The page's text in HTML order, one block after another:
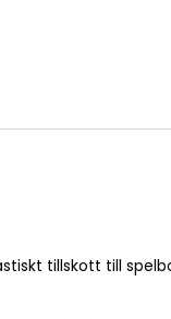
tillskott till